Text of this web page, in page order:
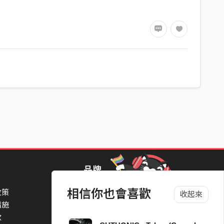
相信你也會喜歡 收起來
策
施
品牌
StreetVoice Awards 街聲音樂獎
Blow 吹音樂